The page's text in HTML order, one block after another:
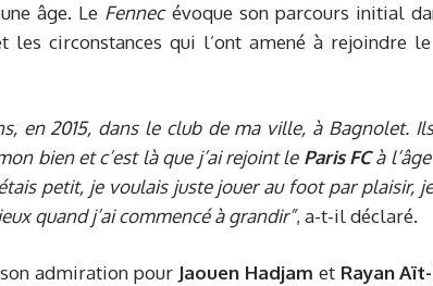
âge. Le Fennecévoque son parcours initial
les circonstances qui l’ont amené à rejoindre le
en 2015, dans le club de ma ville, à Bagnolet.
bien et c’est là que j’ai rejoint le Paris FCà
petit, je voulais juste jouer au foot par plaisir,
quand j’ai commencé à grandir”, a-t-il déclaré.
admiration pour Jaouen Hadjam et Rayan